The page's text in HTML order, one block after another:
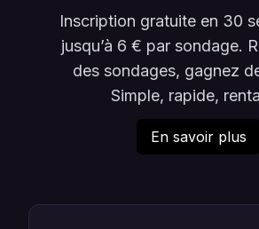
Inscription gratuite en 30
jusqu’à 6 € par sondage.
des sondages, gagnez
Simple, rapide,
En savoir plus